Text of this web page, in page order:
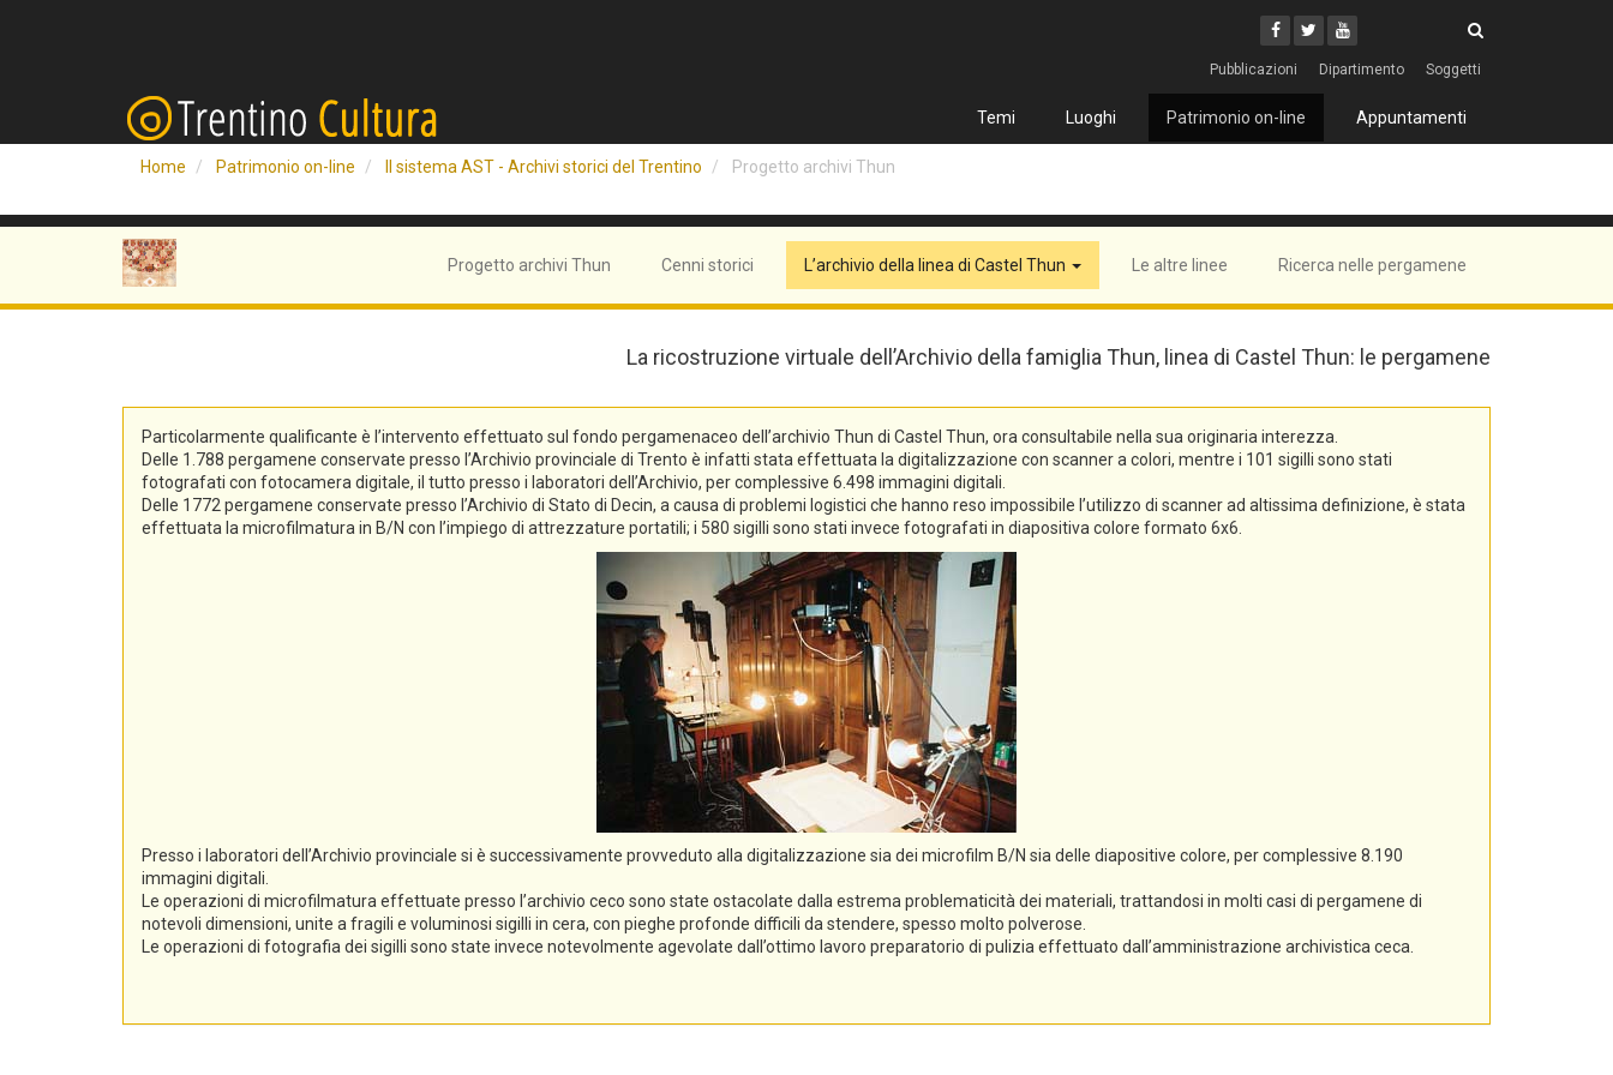
Facebook
Twitter
Youtube
Pubblicazioni Dipartimento Soggetti
Temi Luoghi Patrimonio on-line Appuntamenti
Home Patrimonio on-line Il sistema AST - Archivi storici del Trentino Progetto archivi Thun
Progetto archivi Thun Cenni storici L’archivio della linea di Castel Thun Le altre linee Ricerca nelle pergamene
La ricostruzione virtuale dell’Archivio della famiglia Thun, linea di Castel Thun: le pergamene
Particolarmente qualificante è l’intervento effettuato sul fondo pergamenaceo dell’archivio Thun di Castel Thun, ora consultabile nella sua originaria interezza.
Delle 1.788 pergamene conservate presso l’Archivio provinciale di Trento è infatti stata effettuata la digitalizzazione con scanner a colori, mentre i 101 sigilli sono stati
fotografati con fotocamera digitale, il tutto presso i laboratori dell’Archivio, per complessive 6.498 immagini digitali.
Delle 1772 pergamene conservate presso l’Archivio di Stato di Decin, a causa di problemi logistici che hanno reso impossibile l’utilizzo di scanner ad altissima definizione, è stata
effettuata la microfilmatura in B/N con l’impiego di attrezzature portatili; i 580 sigilli sono stati invece fotografati in diapositiva colore formato 6x6.
Presso i laboratori dell’Archivio provinciale si è successivamente provveduto alla digitalizzazione sia dei microfilm B/N sia delle diapositive colore, per complessive 8.190
immagini digitali.
Le operazioni di microfilmatura effettuate presso l’archivio ceco sono state ostacolate dalla estrema problematicità dei materiali, trattandosi in molti casi di pergamene di
notevoli dimensioni, unite a fragili e voluminosi sigilli in cera, con pieghe profonde difficili da stendere, spesso molto polverose.
Le operazioni di fotografia dei sigilli sono state invece notevolmente agevolate dall’ottimo lavoro preparatorio di pulizia effettuato dall’amministrazione archivistica ceca.